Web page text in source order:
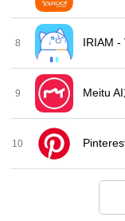
8 IRIAM -
9 Meitu
10